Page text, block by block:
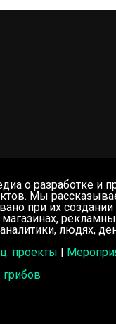
о разработке и
Мы
при их создании
людях,
проекты |